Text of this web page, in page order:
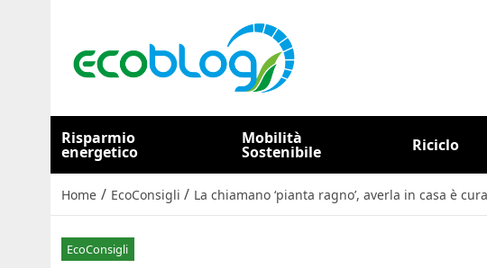
Risparmio
energetico
Mobilità
Sostenibile Riciclo
Home / EcoConsigli / La chiamano ‘pianta ragno’, averla in casa è
EcoConsigli